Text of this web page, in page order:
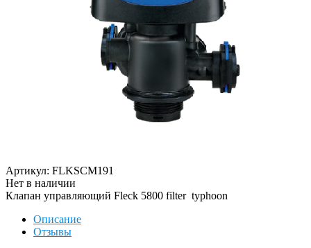
Артикул: FLKSCM191
Нет в наличии
Клапан управляющий Fleck 5800 filter typhoon
Описание
Отзывы